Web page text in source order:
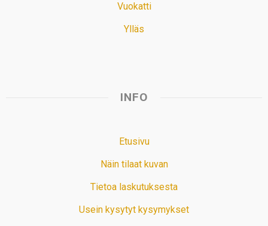
Vuokatti
Ylläs
INFO
Etusivu
Näin tilaat kuvan
Tietoa laskutuksesta
Usein kysytyt kysymykset